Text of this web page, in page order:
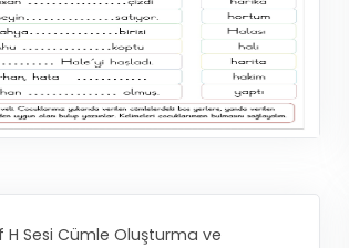
H Sesi Cümle Oluşturma ve